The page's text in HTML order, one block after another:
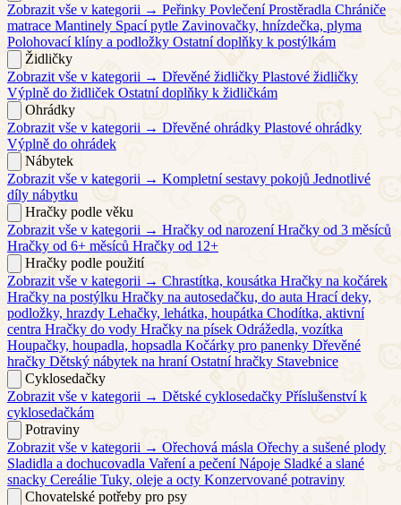
Zobrazit vše v kategorii → Peřinky Povlečení Prostěradla Chrániče
matrace Mantinely Spací pytle Zavinovačky, hnízdečka, plyma
Polohovací klíny a podložky Ostatní doplňky k postýlkám
Židličky
Zobrazit vše v kategorii → Dřevěné židličky Plastové židličky
Výplně do židliček Ostatní doplňky k židličkám
Ohrádky
Zobrazit vše v kategorii → Dřevěné ohrádky Plastové ohrádky
Výplně do ohrádek
Nábytek
Zobrazit vše v kategorii → Kompletní sestavy pokojů Jednotlivé
díly nábytku
Hračky podle věku
Zobrazit vše v kategorii → Hračky od narození Hračky od 3 měsíců
Hračky od 6+ měsíců Hračky od 12+
Hračky podle použití
Zobrazit vše v kategorii → Chrastítka, kousátka Hračky na kočárek
Hračky na postýlku Hračky na autosedačku, do auta Hrací deky,
podložky, hrazdy Lehačky, lehátka, houpátka Chodítka, aktivní
centra Hračky do vody Hračky na písek Odrážedla, vozítka
Houpačky, houpadla, hopsadla Kočárky pro panenky Dřevěné
hračky Dětský nábytek na hraní Ostatní hračky Stavebnice
Cyklosedačky
Zobrazit vše v kategorii → Dětské cyklosedačky Příslušenství k
cyklosedačkám
Potraviny
Zobrazit vše v kategorii → Ořechová másla Ořechy a sušené plody
Sladidla a dochucovadla Vaření a pečení Nápoje Sladké a slané
snacky Cereálie Tuky, oleje a octy Konzervované potraviny
Chovatelské potřeby pro psy